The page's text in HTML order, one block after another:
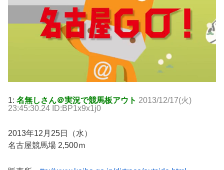
1: 名無しさん＠実況で競馬板アウト 2013/12/17(火)
23:45:30.24 ID:BP1x9x1j0
2013年12月25日（水）
名古屋競馬場 2,500ｍ